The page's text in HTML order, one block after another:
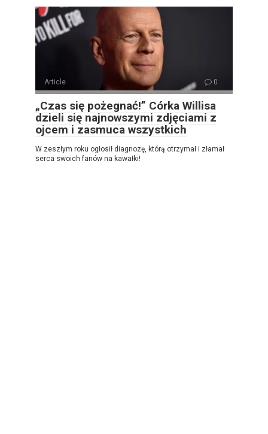
Article 0
„Czas się pożegnać!” Córka Willisa
dzieli się najnowszymi zdjęciami z
ojcem i zasmuca wszystkich
W zeszłym roku ogłosił diagnozę, którą otrzymał i złamał
serca swoich fanów na kawałki!